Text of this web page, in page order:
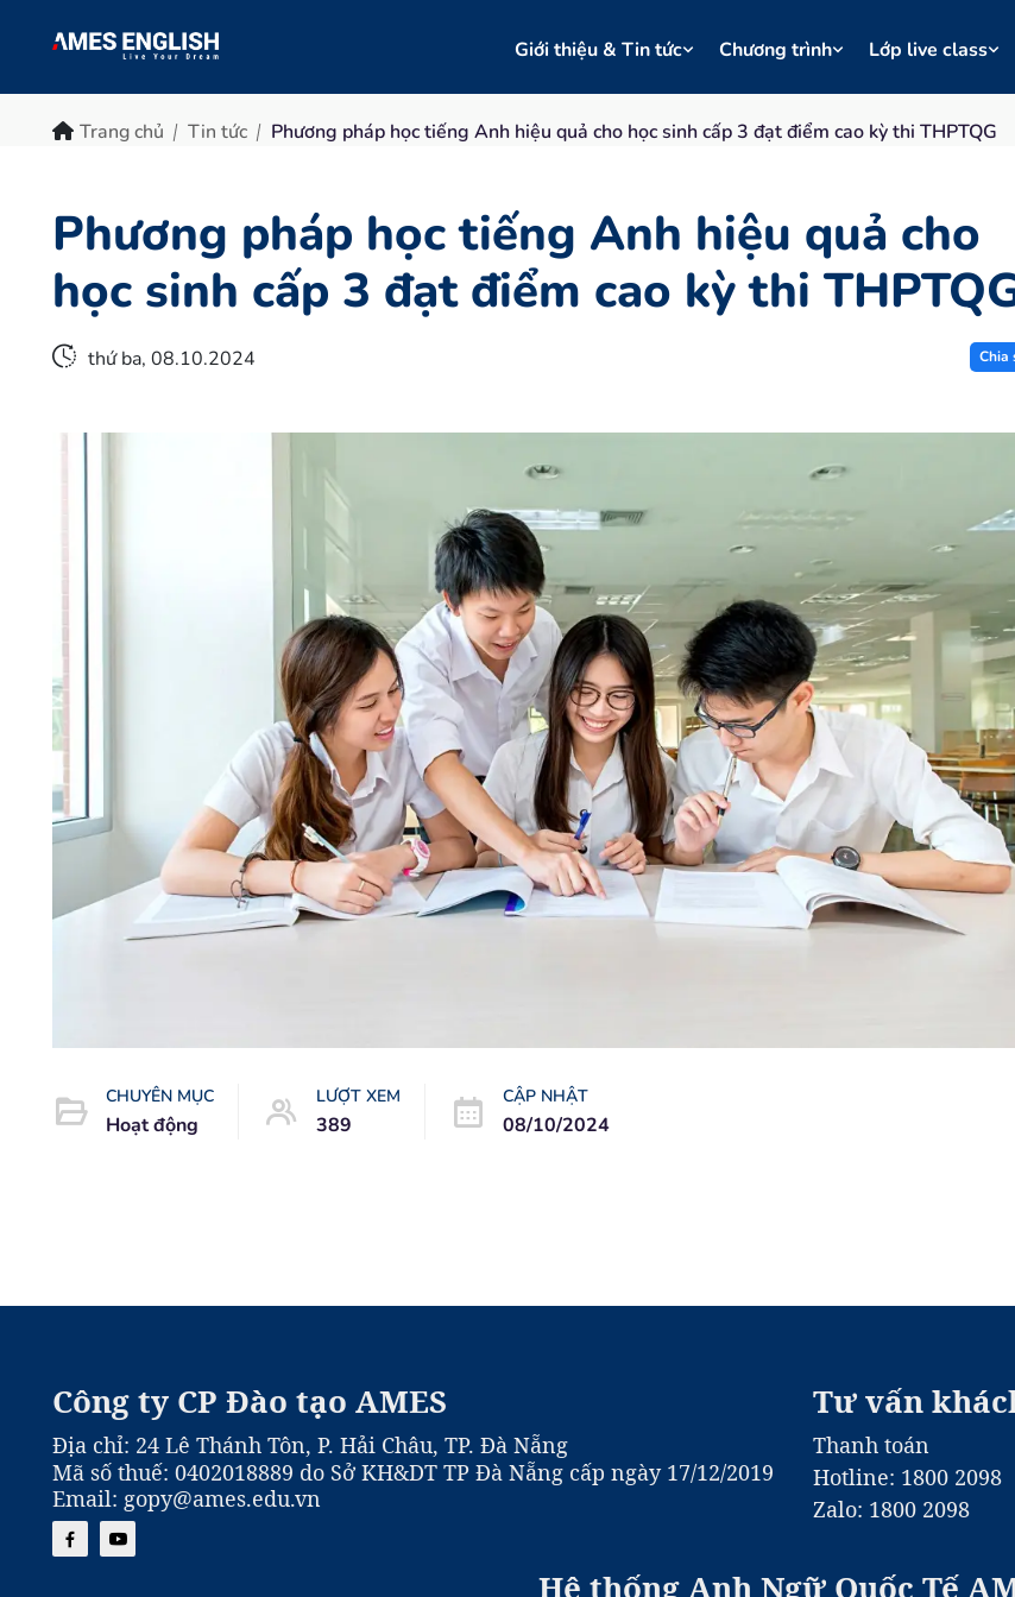
Giới thiệu & Tin tức Chương trình Lớp live class
Trang chủ Tin tức Phương pháp học tiếng Anh hiệu quả cho học sinh cấp 3 đạt điểm cao kỳ thi THPTQG
Phương pháp học tiếng Anh hiệu quả cho
học sinh cấp 3 đạt điểm cao kỳ thi
thứ ba, 08.10.2024 Chia
CHUYÊN MỤC
Hoạt động
LƯỢT XEM
389
CẬP NHẬT
08/10/2024
Công ty CP Đào tạo AMES
Địa chỉ: 24 Lê Thánh Tôn, P. Hải Châu, TP. Đà Nẵng
Mã số thuế: 0402018889 do Sở KH&DT TP Đà Nẵng cấp ngày 17/12/2019
Email: gopy@ames.edu.vn
Tư vấn
Thanh toán
Hotline: 1800 2098
Zalo: 1800 2098
Hệ thống Anh Ngữ Quốc Tế